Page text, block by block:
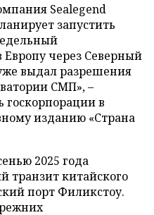
Sealegend
запустить
через Северный
выдал разрешения
СМП», –
госкорпорации в
изданию «Страна
2025 года
транзит китайского
порт Филикстоу.